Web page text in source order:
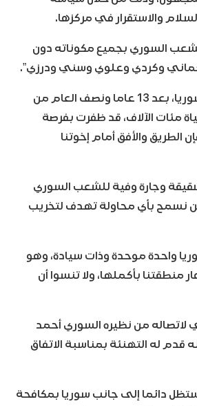
والاستقرار في مركزها.
السوري بجميع مكوناته دون
وكردي وعلوي وسني ودرزي”.
وأردف: “الحقيقة أن سوريا، بعد 13 عاما ونصف العام من
مئات الآلاف، قد ظفرت بفرصة
الطريق والأفق أمام إخوتنا
وجارة وفية للشعب السوري
نسمح بأي محاولة تهدف لتخريب
واحدة موحدة وذات سيادة، وهو
منطقتنا بأكملها، ولا تنسوا أن
لاتصاله من نظيره السوري أحمد
قدم له التهنئة بمناسبة الاتفاق
ستظل دائما إلى جانب سوريا بمكافحة